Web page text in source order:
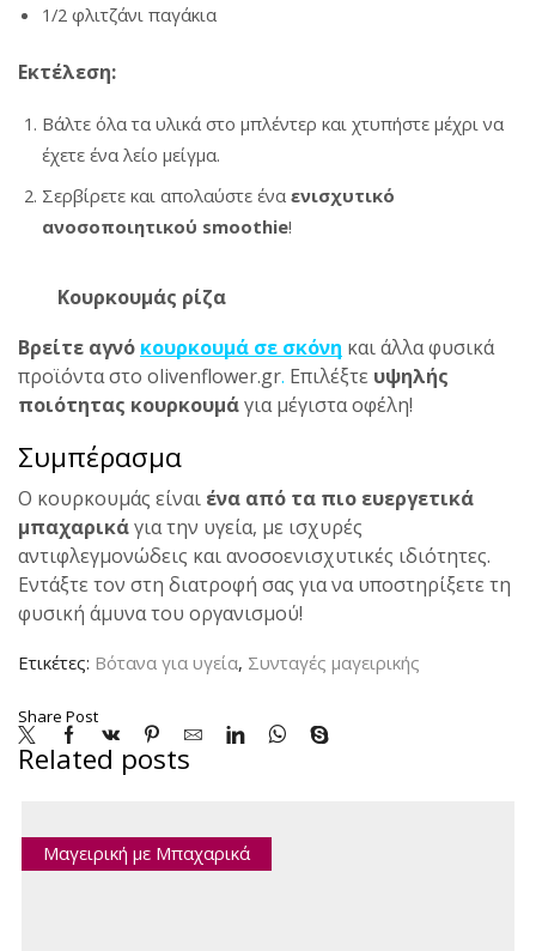
1/2 φλιτζάνι παγάκια
Εκτέλεση:
Βάλτε όλα τα υλικά στο μπλέντερ και χτυπήστε μέχρι να
έχετε ένα λείο μείγμα.
Σερβίρετε και απολαύστε ένα ενισχυτικό
ανοσοποιητικού smoothie!
Κουρκουμάς ρίζα
Βρείτε αγνό κουρκουμά σε σκόνη και άλλα φυσικά
προϊόντα στο olivenflower.gr. Επιλέξτε υψηλής
ποιότητας κουρκουμάγια μέγιστα οφέλη!
Συμπέρασμα
Ο κουρκουμάς είναι ένα από τα πιο ευεργετικά
μπαχαρικάγια την υγεία, με ισχυρές
αντιφλεγμονώδεις και ανοσοενισχυτικές ιδιότητες.
Εντάξτε τον στη διατροφή σας για να υποστηρίξετε τη
φυσική άμυνα του οργανισμού!
Ετικέτες: Βότανα για υγεία, Συνταγές μαγειρικής
Share Post
Related posts
Μαγειρική με Μπαχαρικά